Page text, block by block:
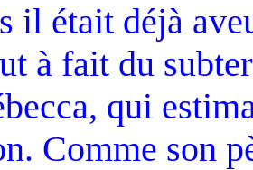
il était déjà
à fait du
qui
Comme son